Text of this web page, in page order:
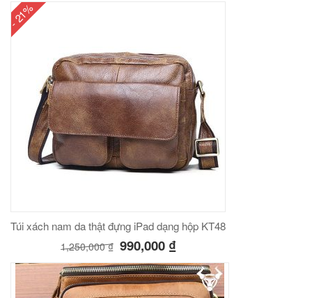
- 21%
Túi xách nam da thật đựng iPad dạng hộp KT48
1,250,000₫ 990,000 ₫